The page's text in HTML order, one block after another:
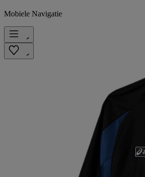
Mobiele Navigatie